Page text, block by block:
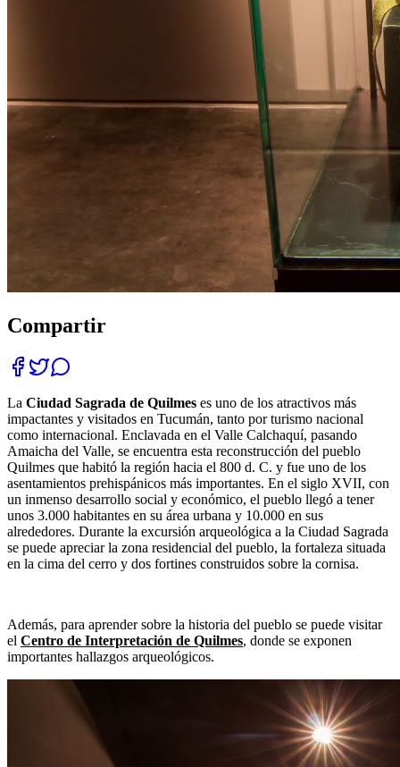
Compartir
La Ciudad Sagrada de Quilmes es uno de los atractivos más
impactantes y visitados en Tucumán, tanto por turismo nacional
como internacional. Enclavada en el Valle Calchaquí, pasando
Amaicha del Valle, se encuentra esta reconstrucción del pueblo
Quilmes que habitó la región hacia el 800 d. C. y fue uno de los
asentamientos prehispánicos más importantes. En el siglo XVII, con
un inmenso desarrollo social y económico, el pueblo llegó a tener
unos 3.000 habitantes en su área urbana y 10.000 en sus
alrededores. Durante la excursión arqueológica a la Ciudad Sagrada
se puede apreciar la zona residencial del pueblo, la fortaleza situada
en la cima del cerro y dos fortines construidos sobre la cornisa.
Además, para aprender sobre la historia del pueblo se puede visitar
el Centro de Interpretación de Quilmes, donde se exponen
importantes hallazgos arqueológicos.